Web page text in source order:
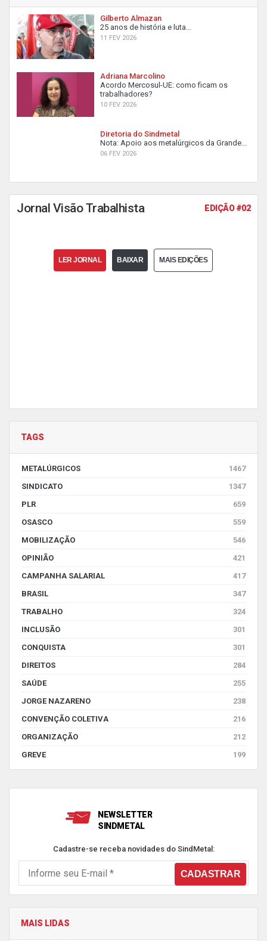
Gilberto Almazan
25 anos de história e luta...
11 FEV 2026
Adriana Marcolino
Acordo Mercosul-UE: como ficam os
trabalhadores?
10 FEV 2026
Diretoria do Sindmetal
Nota: Apoio aos metalúrgicos da Grande...
06 FEV 2026
Jornal Visão Trabalhista EDIÇÃO #02
LER JORNAL BAIXAR MAIS EDIÇÕES
TAGS
METALÚRGICOS
1467
SINDICATO
1347
PLR
659
OSASCO
559
MOBILIZAÇÃO
546
OPINIÃO
421
CAMPANHA SALARIAL
417
BRASIL
347
TRABALHO
324
INCLUSÃO
301
CONQUISTA
301
DIREITOS
284
SAÚDE
255
JORGE NAZARENO
238
CONVENÇÃO COLETIVA
216
ORGANIZAÇÃO
212
GREVE
199
NEWSLETTER
SINDMETAL
Cadastre-se receba novidades do SindMetal:
MAIS LIDAS